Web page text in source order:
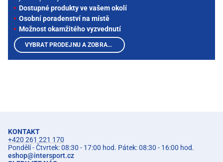
Dostupné produkty ve vašem okolí
Osobní poradenství na místě
Možnost okamžitého vyzvednutí
VYBRAT PRODEJNU A ZOBRAZIT PRODUKTY
KONTAKT
+420 261 221 170
Pondělí - Čtvrtek: 08:30 - 17:00 hod. Pátek: 08:30 - 16:00 hod.
eshop@intersport.cz